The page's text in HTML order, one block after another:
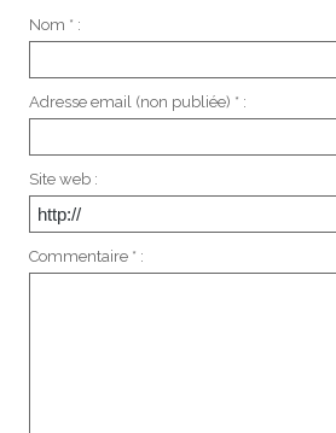
Nom * :
Adresse email (non publiée) * :
Site web :
Commentaire * :